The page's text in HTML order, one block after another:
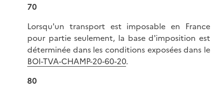
70
Lorsqu'un transport est imposable en France
pour partie seulement, la base d'imposition est
déterminée dans les conditions exposées dans le
BOI-TVA-CHAMP-20-60-20.
80